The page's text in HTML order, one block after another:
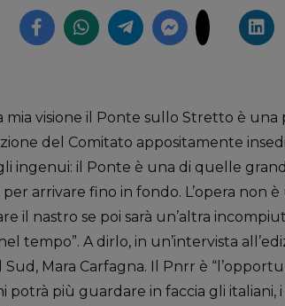
mia visione il Ponte sullo Stretto è
del Comitato appositamente
ingenui: il Ponte è una di quelle
arrivare fino in fondo. L’opera non
il nastro se poi sarà un’altra
tempo”. A dirlo, in un’intervista
Mara Carfagna. Il Pnrr è
potrà più guardare in faccia gli italiani,